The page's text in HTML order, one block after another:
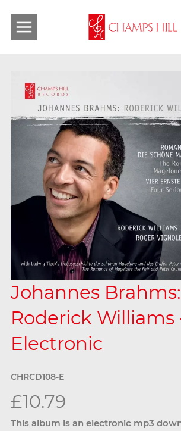
Johannes Brahms:
Roderick Williams
Electronic
CHRCD108-E
£10.79
This album is an electronic mp3